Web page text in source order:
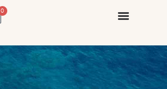
0